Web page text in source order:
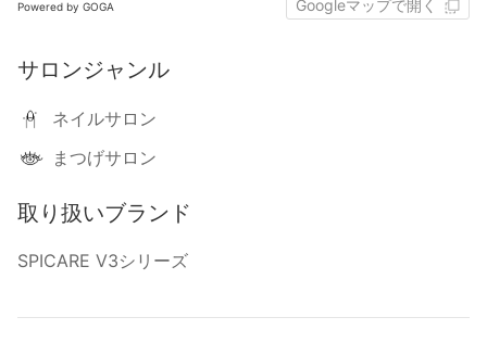
Powered by GOGA Googleマップで開く
サロンジャンル
ネイルサロン
まつげサロン
取り扱いブランド
SPICARE V3シリーズ